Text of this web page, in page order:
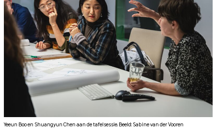
Yeeun Boo en Shuangyun Chen aan de tafelsessie. Beeld: Sabine van der Vooren